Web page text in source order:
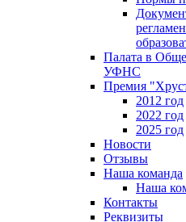
Палата в
УФНС
Премия
2012 год
2022 год
2025 год
Новости
Отзывы
Наша команда
Наша
Контакты
Реквизиты